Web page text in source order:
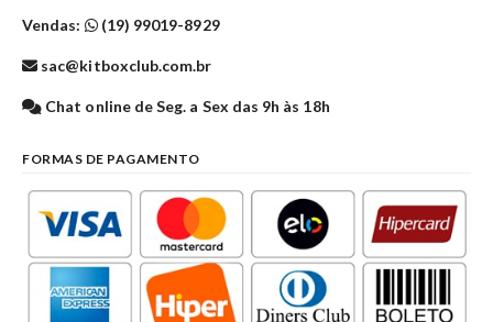
Vendas: (19) 99019-8929
sac@kitboxclub.com.br
Chat online de Seg. a Sex das 9h às 18h
FORMAS DE PAGAMENTO